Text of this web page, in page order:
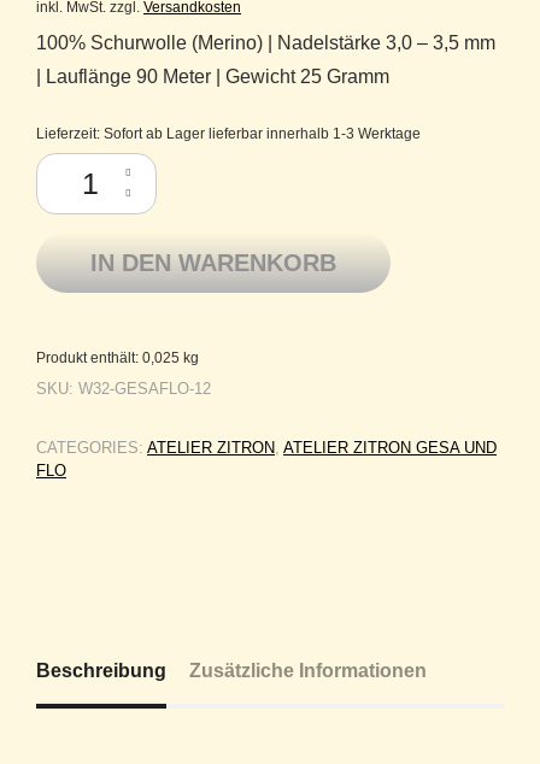
inkl. MwSt. zzgl. Versandkosten
100% Schurwolle (Merino) | Nadelstärke 3,0 – 3,5 mm
| Lauflänge 90 Meter | Gewicht 25 Gramm
Lieferzeit: Sofort ab Lager lieferbar innerhalb 1-3 Werktage
Atelier Zitron Gesa und Flo ultrafeine Merinowolle 25g 90m Fb. 12
IN DEN WARENKORB
Produkt enthält: 0,025 kg
SKU: W32-GESAFLO-12
CATEGORIES: ATELIER ZITRON ATELIER ZITRON GESA UND
FLO
Beschreibung Zusätzliche Informationen